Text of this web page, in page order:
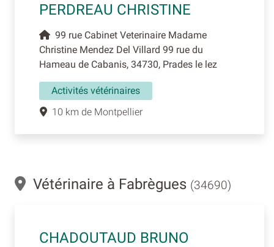
PERDREAU CHRISTINE
99 rue Cabinet Veterinaire Madame
Christine Mendez Del Villard 99 rue du
Hameau de Cabanis, 34730, Prades le lez
Activités vétérinaires
10 km de Montpellier
Vétérinaire à Fabrègues (34690)
CHADOUTAUD BRUNO